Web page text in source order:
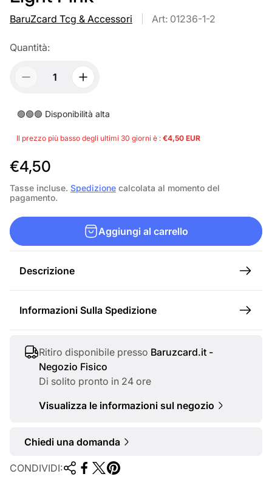
BaruZcard Tcg & Accessori Art: 01236-1-2
Quantità:
🟢🟢🟢 Disponibilità alta
Il prezzo più basso degli ultimi 30 giorni è : €4,50 EUR
P
r
e
z
z
€4,50
Tasse incluse. Spedizione calcolata al momento del
pagamento.
Aggiungi al carrello
Descrizione
Informazioni Sulla Spedizione
Ritiro disponibile presso Baruzcard.it -
Negozio Fisico
Di solito pronto in 24 ore
Visualizza le informazioni sul negozio
Chiedi una domanda
CONDIVIDI: